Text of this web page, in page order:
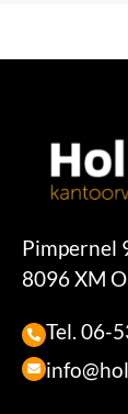
Pimpernel
8096 XM
Tel. 06-